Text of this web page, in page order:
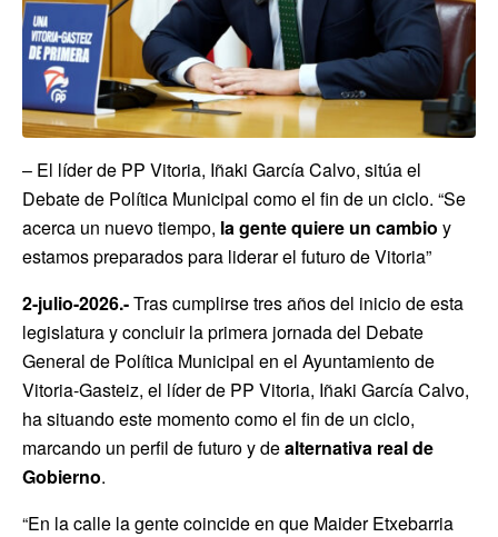
– El líder de PP Vitoria, Iñaki García Calvo, sitúa el
Debate de Política Municipal como el fin de un ciclo. “Se
acerca un nuevo tiempo, la gente quiere un cambio y
estamos preparados para liderar el futuro de Vitoria”
2-julio-2026.-Tras cumplirse tres años del inicio de esta
legislatura y concluir la primera jornada del Debate
General de Política Municipal en el Ayuntamiento de
Vitoria-Gasteiz, el líder de PP Vitoria, Iñaki García Calvo,
ha situando este momento como el fin de un ciclo,
marcando un perfil de futuro y dealternativa real de
Gobierno.
“En la calle la gente coincide en que Maider Etxebarria